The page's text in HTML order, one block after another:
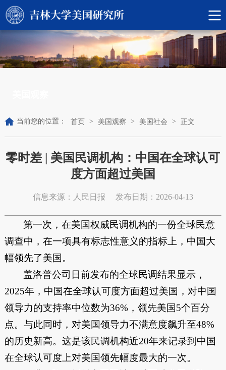
当前您的位置： 首页 > 美国观察 > 美国社会 > 正文
零时差 | 美国民调机构：中国在全球认可
度方面超过美国
信息来源：人民日报 发布日期：2026-04-13
第一次，在美国权威民调机构的一份全球民意
调查中，在一项具有标志性意义的指标上，中国大
幅领先了美国。
盖洛普公司日前发布的全球民调结果显示，
2025年，中国在全球认可度方面超过美国，对中国
领导力的支持率中位数为36%，领先美国5个百分
点。与此同时，对美国领导力不满意度飙升至48%
的历史新高。这是该民调机构近20年来记录到中国
在全球认可度上对美国领先幅度最大的一次。